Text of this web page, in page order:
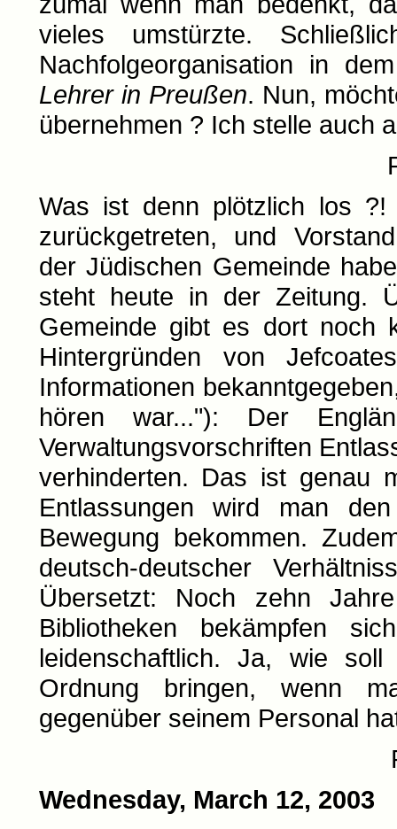
vieles umstürzte.
Nachfolgeorganisation in
Lehrer in Preußen. Nun,
übernehmen ? Ich stelle auch
Was ist denn plötzlich los ?!
zurückgetreten, und
der Jüdischen Gemeinde
steht heute in der Zeitung.
Gemeinde gibt es dort noch
Hintergründen von
Informationen
hören war..."): Der
Verwaltungsvorschriften
verhinderten. Das ist genau
Entlassungen wird man
Bewegung bekommen.
deutsch-deutscher
Übersetzt: Noch zehn
Bibliotheken bekämpfen
leidenschaftlich. Ja, wie
Ordnung bringen, wenn
gegenüber seinem Personal
Wednesday, March 12, 2003